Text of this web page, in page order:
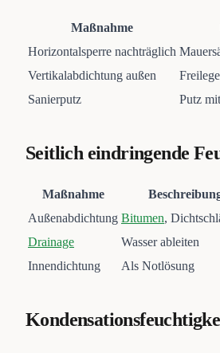
Maßnahme
Horizontalsperre nachträglich
Vertikalabdichtung außen
Sanierputz
Putz
Seitlich eindringende
Maßnahme
Außenabdichtung Bitumen,
Drainage
Wasser ableiten
Innendichtung
Als Notlösung